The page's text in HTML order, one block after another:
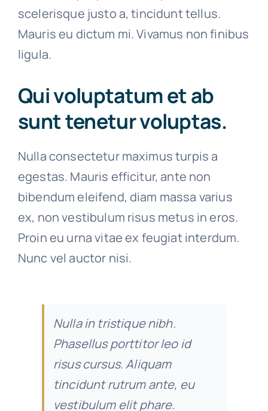
scelerisque justo a, tincidunt tellus.
Mauris eu dictum mi. Vivamus non finibus
ligula.
Qui voluptatum et ab
sunt tenetur voluptas.
Nulla consectetur maximus turpis a
egestas. Mauris efficitur, ante non
bibendum eleifend, diam massa varius
ex, non vestibulum risus metus in eros.
Proin eu urna vitae ex feugiat interdum.
Nunc vel auctor nisi.
Nulla in tristique nibh.
Phasellus porttitor leo id
risus cursus. Aliquam
tincidunt rutrum ante, eu
vestibulum elit phare.